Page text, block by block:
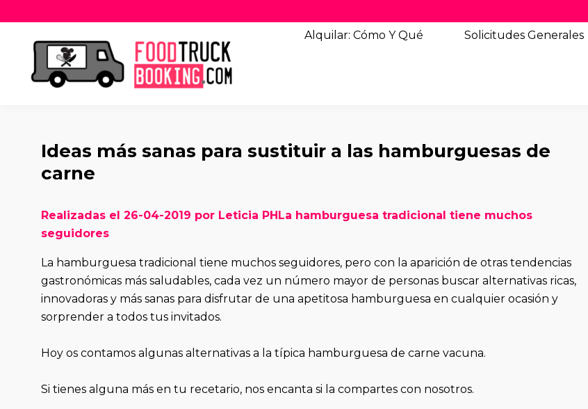
Alquilar: Cómo Y Qué SolicitudesGenerales
Ideas más sanas para sustituir a las hamburguesas de
carne
Realizadas el 26-04-2019 por Leticia PHLa hamburguesa tradicional tiene muchos
seguidores
La hamburguesa tradicional tiene muchos seguidores, pero con la aparición de otras tendencias
gastronómicas más saludables, cada vez un número mayor de personas buscar alternativas ricas,
innovadoras y más sanas para disfrutar de una apetitosa hamburguesa en cualquier ocasión y
sorprender a todos tus invitados.
Hoy os contamos algunas alternativas a la típica hamburguesa de carne vacuna.
Si tienes alguna más en tu recetario, nos encanta si la compartes con nosotros.